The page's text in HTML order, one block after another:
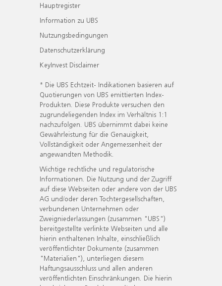
Hauptregister
Information zu UBS
Nutzungsbedingungen
Datenschutzerklärung
KeyInvest Disclaimer
* Die UBS Echtzeit- Indikationen basieren auf
Quotierungen von UBS emittierten Index-
Produkten. Diese Produkte versuchen den
zugrundeliegenden Index im Verhältnis 1:1
nachzufolgen. UBS übernimmt dabei keine
Gewährleistung für die Genauigkeit,
Vollständigkeit oder Angemessenheit der
angewandten Methodik.
Wichtige rechtliche und regulatorische
Informationen. Die Nutzung und der Zugriff
auf diese Webseiten oder andere von der UBS
AG und/oder deren Tochtergesellschaften,
verbundenen Unternehmen oder
Zweigniederlassungen (zusammen "UBS")
bereitgestellte verlinkte Webseiten und alle
hierin enthaltenen Inhalte, einschließlich
veröffentlichter Dokumente (zusammen
"Materialien"), unterliegen diesem
Haftungsausschluss und allen anderen
veröffentlichten Einschränkungen. Die hierin